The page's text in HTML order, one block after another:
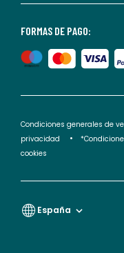
FORMAS DE PAGO:
Condiciones generales de
privacidad
cookies
España